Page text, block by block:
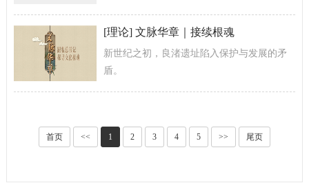
作出“健全投资和融资相协调...
[理论] 文脉华章｜接续根魂
新世纪之初，良渚遗址陷入保护与发展的矛
盾。
首页 << 1 2 3 4 5 >> 尾页